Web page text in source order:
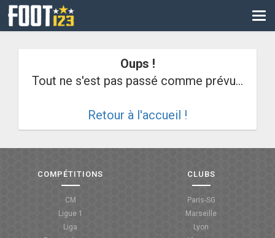
CM
Oups !
Tout ne s'est pas passé comme prévu...
Retour à l'accueil !
COMPÉTITIONS
CM
Ligue 1
Liga
CLUBS
Paris-SG
Marseille
Lyon